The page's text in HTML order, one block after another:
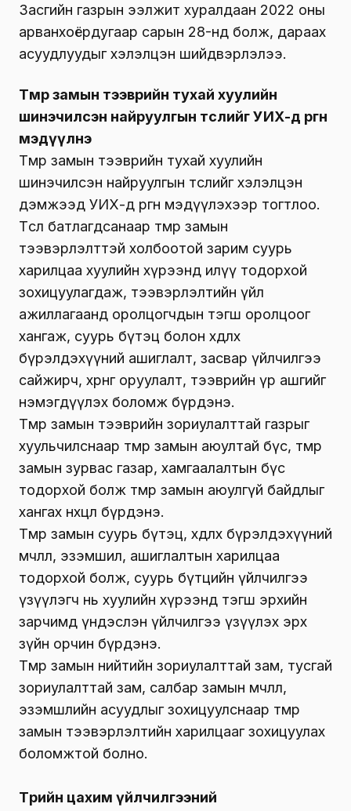
Засгийн газрын ээлжит хуралдаан 2022 оны
арванхоёрдугаар сарын 28-нд болж, дараах
асуудлуудыг хэлэлцэн шийдвэрлэлээ.
Төмөр замын тээврийн тухай хуулийн
шинэчилсэн найруулгын төслийг УИХ-д өргөн
мэдүүлнэ
Төмөр замын тээврийн тухай хуулийн
шинэчилсэн найруулгын төслийг хэлэлцэн
дэмжээд УИХ-д өргөн мэдүүлэхээр тогтлоо.
Төсөл батлагдсанаар төмөр замын
тээвэрлэлттэй холбоотой зарим суурь
харилцаа хуулийн хүрээнд илүү тодорхой
зохицуулагдаж, тээвэрлэлтийн үйл
ажиллагаанд оролцогчдын тэгш оролцоог
хангаж, суурь бүтэц болон хөдлөх
бүрэлдэхүүний ашиглалт, засвар үйлчилгээ
сайжирч, хөрөнгө оруулалт, тээврийн үр ашгийг
нэмэгдүүлэх боломж бүрдэнэ.
Төмөр замын тээврийн зориулалттай газрыг
хуульчилснаар төмөр замын аюултай бүс, төмөр
замын зурвас газар, хамгаалалтын бүс
тодорхой болж төмөр замын аюулгүй байдлыг
хангах нөхцөл бүрдэнэ.
Төмөр замын суурь бүтэц, хөдлөх бүрэлдэхүүний
өмчлөл, эзэмшил, ашиглалтын харилцаа
тодорхой болж, суурь бүтцийн үйлчилгээ
үзүүлэгч нь хуулийн хүрээнд тэгш эрхийн
зарчимд үндэслэн үйлчилгээ үзүүлэх эрх
зүйн орчин бүрдэнэ.
Төмөр замын нийтийн зориулалттай зам, тусгай
зориулалттай зам, салбар замын өмчлөл,
эзэмшлийн асуудлыг зохицуулснаар төмөр
замын тээвэрлэлтийн харилцааг зохицуулах
боломжтой болно.
Төрийн цахим үйлчилгээний